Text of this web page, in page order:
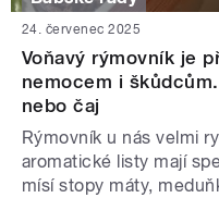
24. červenec 2025
Voňavý rýmovník je
nemocem i
nebo čaj
Rýmovník u nás velmi
aromatické listy mají
mísí stopy máty,